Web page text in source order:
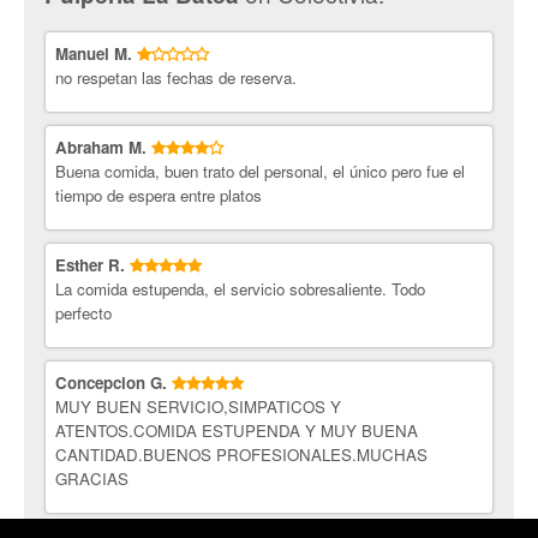
Manuel M.
no respetan las fechas de reserva.
Abraham M.
Buena comida, buen trato del personal, el único pero fue el
tiempo de espera entre platos
Esther R.
La comida estupenda, el servicio sobresaliente. Todo
perfecto
Concepcion G.
MUY BUEN SERVICIO,SIMPATICOS Y
ATENTOS.COMIDA ESTUPENDA Y MUY BUENA
CANTIDAD.BUENOS PROFESIONALES.MUCHAS
GRACIAS